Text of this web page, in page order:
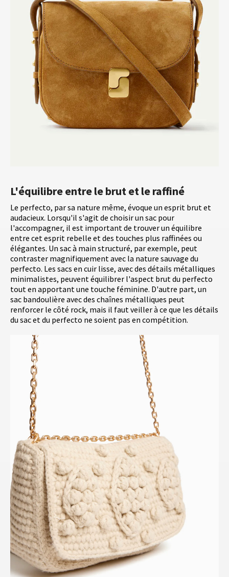
L'équilibre entre le brut et le raffiné
Le perfecto, par sa nature même, évoque un esprit brut et
audacieux. Lorsqu'il s'agit de choisir un sac pour
l'accompagner, il est important de trouver un équilibre
entre cet esprit rebelle et des touches plus raffinées ou
élégantes. Un sac à main structuré, par exemple, peut
contraster magnifiquement avec la nature sauvage du
perfecto. Les sacs en cuir lisse, avec des détails métalliques
minimalistes, peuvent équilibrer l'aspect brut du perfecto
tout en apportant une touche féminine. D'autre part, un
sac bandoulière avec des chaînes métalliques peut
renforcer le côté rock, mais il faut veiller à ce que les détails
du sac et du perfecto ne soient pas en compétition.